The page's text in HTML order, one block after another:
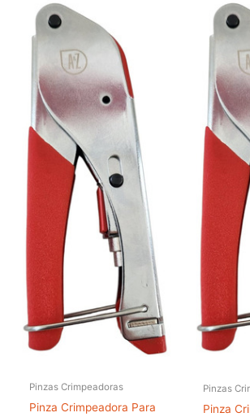
Pinzas Crimpeadoras
Pinza Crimpeadora Para
Pinzas
Pinza